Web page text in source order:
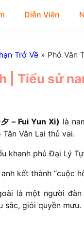
Diễn Viên
Trở Về » Phó Vân
| Tiểu sử
– Fui Yun Xi) là
Vân Lai thủ vai.
khanh phủ Đại Lý
kết thành “cuộc
là một người đàn
sắc, giỏi quyền mưu.